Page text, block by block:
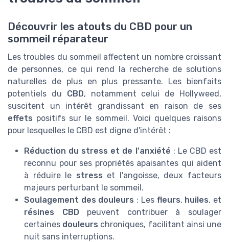
Découvrir les atouts du CBD pour un
sommeil réparateur
Les troubles du sommeil affectent un nombre croissant
de personnes, ce qui rend la recherche de solutions
naturelles de plus en plus pressante. Les bienfaits
potentiels du CBD, notamment celui de Hollyweed,
suscitent un intérêt grandissant en raison de ses
effets positifs sur le sommeil. Voici quelques raisons
pour lesquelles le CBD est digne d'intérêt :
Réduction du stress et de l'anxiété : Le CBD est
reconnu pour ses propriétés apaisantes qui aident
à réduire le stress et l'angoisse, deux facteurs
majeurs perturbant le sommeil.
Soulagement des douleurs : Les fleurs, huiles, et
résines CBD peuvent contribuer à soulager
certaines douleurs chroniques, facilitant ainsi une
nuit sans interruptions.